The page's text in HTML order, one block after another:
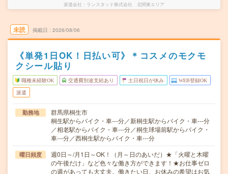
派遣会社 ランスタッド株式会社 北関東エリア
未読 掲載日 2026/08/06
《単発1日OK！日払い可》＊コスメのモクモ
クシール貼り
職種未経験OK 交通費別途支給あり 土日祝日が休み WEB登録OK
派遣
勤務地
群馬県桐生市
桐生駅からバイク・車---分／新桐生駅からバイク・車---分
／相老駅からバイク・車---分／桐生球場前駅からバイク・
車---分／西桐生駅からバイク・車---分
曜日頻度
週0日～/月1日～OK！（月～日のあいだ）★「火曜と木曜
の午後だけ」など色々な働き方ができます！★お仕事ゼロ
の週があっても大丈夫。働きたい日、お休みの希望はお気